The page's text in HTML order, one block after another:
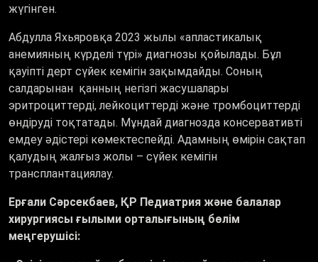
жүгінген.
Абдулла Яхьяровқа 2023 жылы «апластикалық
анемияның күрделі түрі» диагнозы қойылады. Бұл
қауіпті дерт сүйек кемігін зақымдайды. Соның
салдарынан қанның негізгі жасушалары
эритроциттерді, лейкоциттерді және тромбоциттерді
өндіруді тоқтатады. Мұндай диагнозда консервативті
емдеу әдістері көмектеспейді. Адамның өмірін сақтап
қалудың жалғыз жолы – сүйек кемігін
трансплантациялау.
Ерғали Сәрсекбаев, ҚР Педиатрия және балалар
хирургиясы ғылыми орталығының бөлім
меңгерушісі: